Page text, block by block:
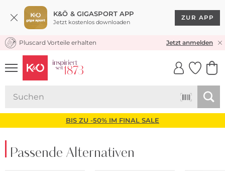
K&Ö & GIGASPORT APP
Jetzt kostenlos downloaden
ZUR APP
KOSTENLOSER VERSAND* & RÜCKVERSAND
Pluscard Vorteile erhalten Jetzt anmelden
UNSERE APP
CLICK &
BIS ZU -50% IM FINAL SALE
Passende Alternativen